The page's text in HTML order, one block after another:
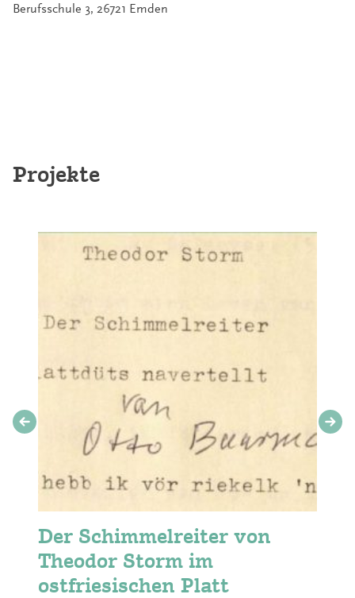
Berufsschule 3, 26721 Emden
Projekte
Der Schimmelreiter von
Theodor Storm im
ostfriesischen Platt